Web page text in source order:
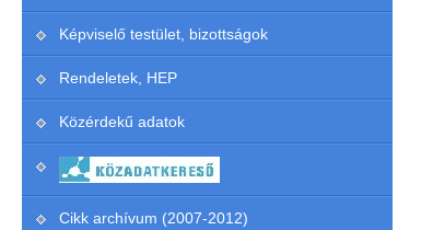
Képviselő testület, bizottságok
Rendeletek, HEP
Közérdekű adatok
Cikk archívum (2007-2012)